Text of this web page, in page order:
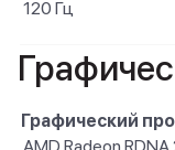
120 Гц
Графический